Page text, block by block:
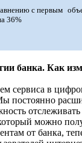
с первым
36%
банка. Как
сервиса в
постоянно
который можно
от банка,